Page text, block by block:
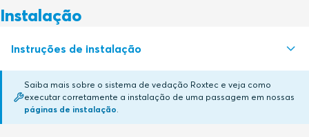
Autoridade de certificação
LR Certificado em renovação
DNV Certificado em renovação
Instalação
Instruções de instalação
CABLE STRAPS (en) PDF
Saiba mais sobre o sistema de vedação Roxtec e veja como
executar corretamente a instalação de uma passagem em nossas
páginas de instalação.